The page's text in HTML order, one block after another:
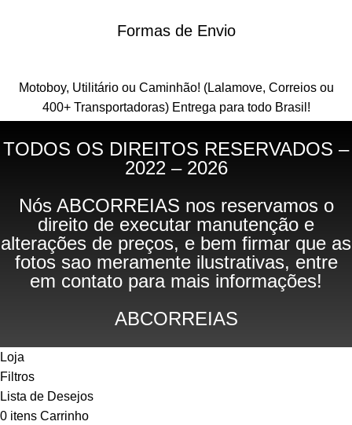
Formas de Envio
Motoboy, Utilitário ou Caminhão! (Lalamove, Correios ou
400+ Transportadoras) Entrega para todo Brasil!
TODOS OS DIREITOS RESERVADOS –
2022 – 2026
Nós ABCORREIAS nos reservamos o
direito de executar manutenção e
alterações de preços, e bem firmar que as
fotos sao meramente ilustrativas, entre
em contato para mais informações!
ABCORREIAS
Loja
Filtros
Lista de Desejos
0 itens Carrinho